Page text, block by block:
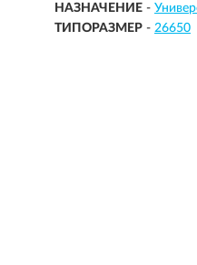
НАЗНАЧЕНИЕ -
ТИПОРАЗМЕР - 26650